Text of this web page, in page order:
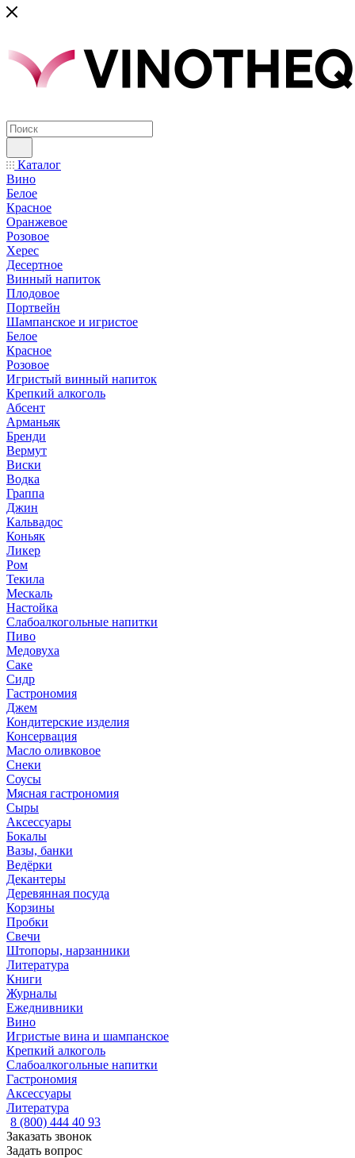
Каталог
Вино
Белое
Красное
Оранжевое
Розовое
Херес
Десертное
Винный напиток
Плодовое
Портвейн
Шампанское и игристое
Белое
Красное
Розовое
Игристый винный напиток
Крепкий алкоголь
Абсент
Арманьяк
Бренди
Вермут
Виски
Водка
Граппа
Джин
Кальвадос
Коньяк
Ликер
Ром
Текила
Мескаль
Настойка
Слабоалкогольные напитки
Пиво
Медовуха
Саке
Сидр
Гастрономия
Джем
Кондитерские изделия
Консервация
Масло оливковое
Снеки
Соусы
Мясная гастрономия
Сыры
Аксессуары
Бокалы
Вазы, банки
Ведёрки
Декантеры
Деревянная посуда
Корзины
Пробки
Свечи
Штопоры, нарзанники
Литература
Книги
Журналы
Ежеднивники
Вино
Игристые вина и шампанское
Крепкий алкоголь
Слабоалкогольные напитки
Гастрономия
Аксессуары
Литература
8 (800) 444 40 93
Заказать звонок
Задать вопрос